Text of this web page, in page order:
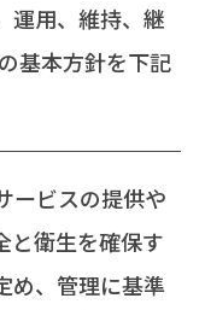
運用、維持、継
基本方針を下記
ービスの提供や
と衛生を確保す
め、管理に基準